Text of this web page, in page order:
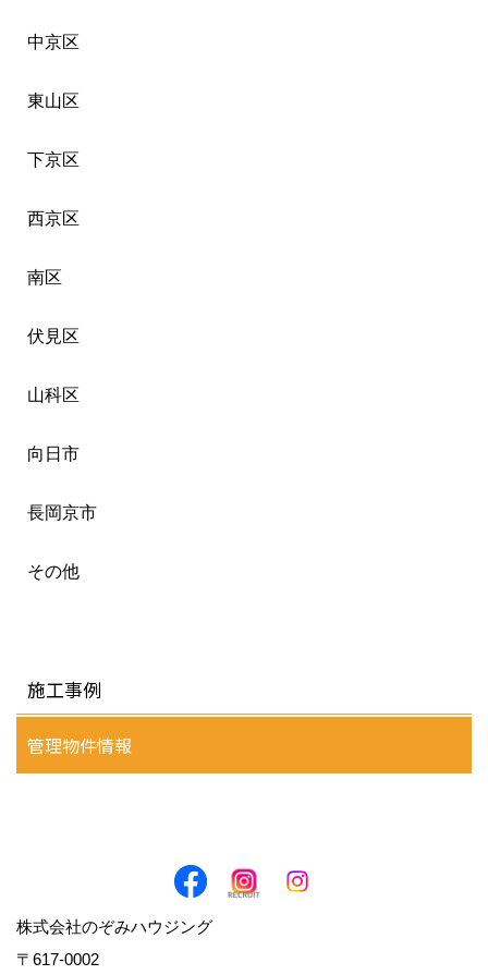
中京区
東山区
下京区
西京区
南区
伏見区
山科区
向日市
長岡京市
その他
施工事例
管理物件情報
株式会社のぞみハウジング
〒617-0002